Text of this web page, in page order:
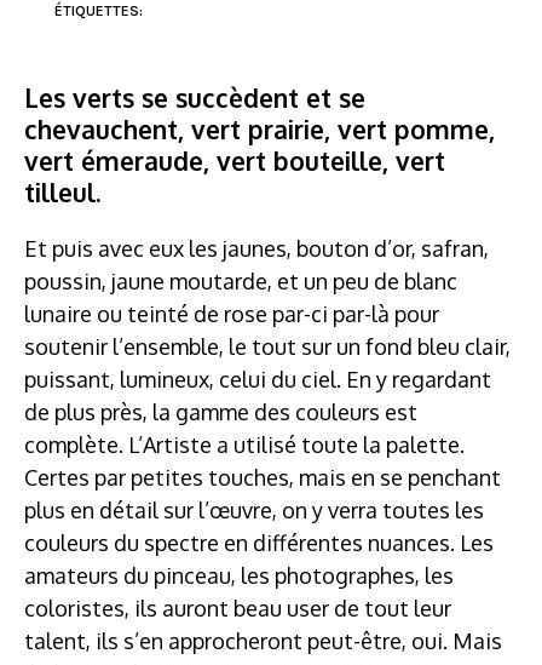
ÉTIQUETTES:
Les verts se succèdent et se
chevauchent, vert prairie, vert pomme,
vert émeraude, vert bouteille, vert
tilleul.
Et puis avec eux les jaunes, bouton d’or, safran,
poussin, jaune moutarde, et un peu de blanc
lunaire ou teinté de rose par-ci par-là pour
soutenir l’ensemble, le tout sur un fond bleu clair,
puissant, lumineux, celui du ciel. En y regardant
de plus près, la gamme des couleurs est
complète. L’Artiste a utilisé toute la palette.
Certes par petites touches, mais en se penchant
plus en détail sur l’œuvre, on y verra toutes les
couleurs du spectre en différentes nuances. Les
amateurs du pinceau, les photographes, les
coloristes, ils auront beau user de tout leur
talent, ils s’en approcheront peut-être, oui. Mais